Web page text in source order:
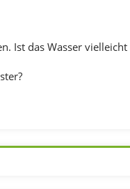
Ist das Wasser